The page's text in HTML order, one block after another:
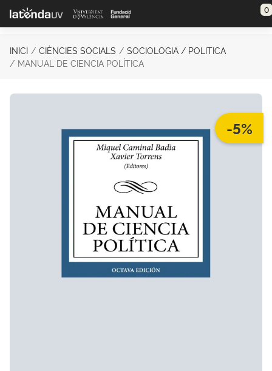
Saltar al contenido principal 0
INICI CIÈNCIES SOCIALS
SOCIOLOGIA / POLITICA
MANUAL DE CIENCIA POLÍTICA
-5%